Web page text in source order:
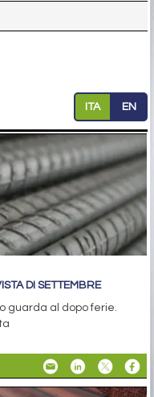
ITA EN
DI SETTEMBRE
guarda al dopo ferie.